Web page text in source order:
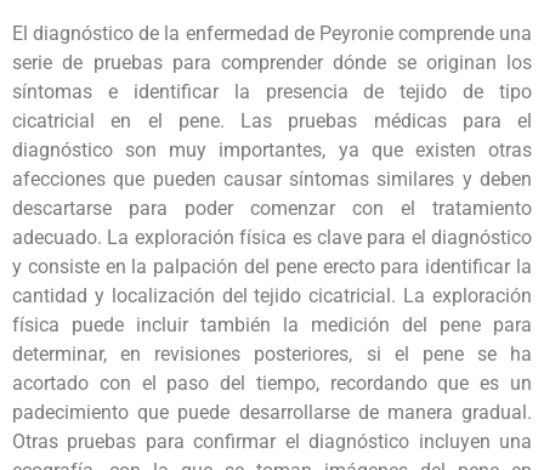
El diagnóstico de la enfermedad de Peyronie comprende una
serie de pruebas para comprender dónde se originan los
síntomas e identificar la presencia de tejido de tipo
cicatricial en el pene. Las pruebas médicas para el
diagnóstico son muy importantes, ya que existen otras
afecciones que pueden causar síntomas similares y deben
descartarse para poder comenzar con el tratamiento
adecuado. La exploración física es clave para el diagnóstico
y consiste en la palpación del pene erecto para identificar la
cantidad y localización del tejido cicatricial. La exploración
física puede incluir también la medición del pene para
determinar, en revisiones posteriores, si el pene se ha
acortado con el paso del tiempo, recordando que es un
padecimiento que puede desarrollarse de manera gradual.
Otras pruebas para confirmar el diagnóstico incluyen una